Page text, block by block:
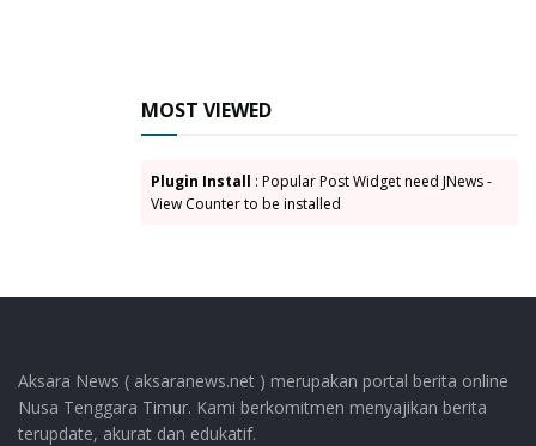
MOST VIEWED
Plugin Install : Popular Post Widget need JNews -
View Counter to be installed
Aksara News ( aksaranews.net ) merupakan portal berita online
Nusa Tenggara Timur. Kami berkomitmen menyajikan berita
terupdate, akurat dan edukatif.